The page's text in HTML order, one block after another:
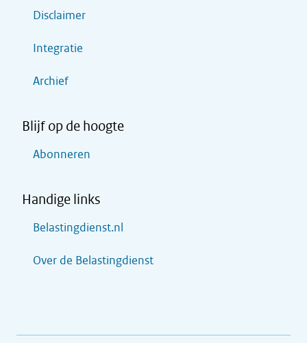
Disclaimer
Integratie
Archief
Blijf op de hoogte
Abonneren
Handige links
Belastingdienst.nl
Over de Belastingdienst